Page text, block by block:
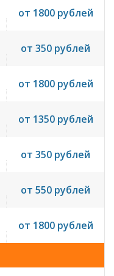
от 1800 рублей
от 350 рублей
от 1800 рублей
от 1350 рублей
от 350 рублей
от 550 рублей
от 1800 рублей